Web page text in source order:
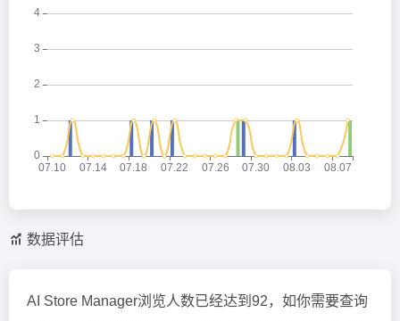
数据评估
AI Store Manager浏览人数已经达到92，如你需要查询